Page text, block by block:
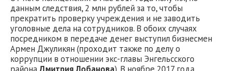
данным следствия, 2 млн рублей за то, чтобы
прекратить проверку учреждения и не заводить
уголовные дела на сотрудников. В обоих случаях
посредником в передаче денег выступил бизнесмен
Армен Джуликян (проходит также по делу о
коррупции в отношении экс-главы Энгельсского